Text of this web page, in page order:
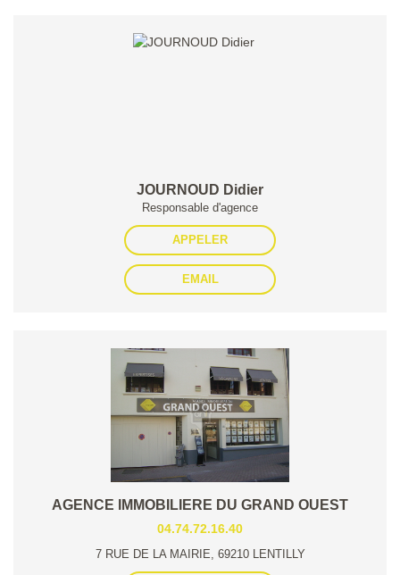
JOURNOUD Didier
Responsable d'agence
APPELER
EMAIL
AGENCE IMMOBILIERE DU GRAND OUEST
04.74.72.16.40
7 RUE DE LA MAIRIE, 69210 LENTILLY